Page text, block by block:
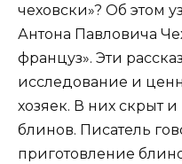
чеховски»? Об этом
Антона Павловича
француз». Эти
исследование и
хозяек. В них скрыт
блинов. Писатель
приготовление